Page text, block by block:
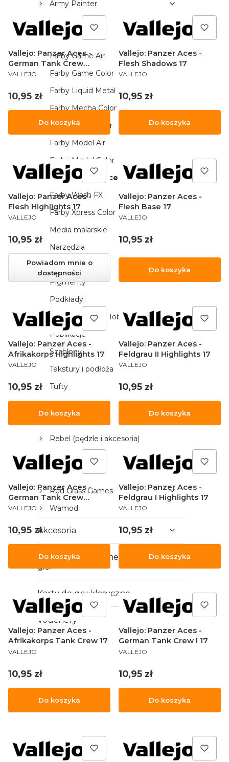
Army Painter
Vallejo
Efekty
Farby Game Air
Farby Game Color
Farby Liquid Metal
Farby Mecha Color
Farby Metal Color
Farby Model Air
Farby Model Color
Farby Panzer Aces
Farby Wash FX
Farby Xpress Color
Media malarskie
Narzędzia
Pędzle
Pigmenty
Podkłady
Podkłady spray Hobby Paint
Publikacje
Szablony
Tekstury i podłoża
Tufty
Zestawy farb
Rebel (pędzle i akcesoria)
Creative Tools
Gamers Grass
Red Grass Games
Wamod
Akcesoria
Wydruk 3D - elementy do
gier
Karty do gry klasyczne
Vouchery
Vallejo: Panzer Aces -
German Tank Crew
(White) 17
PRODUCENT
VALLEJO
Cena
10,95 zł
Do koszyka
Vallejo: Panzer Aces -
Flesh Shadows 17
PRODUCENT
VALLEJO
Cena
10,95 zł
Do koszyka
Vallejo: Panzer Aces -
Flesh Highlights 17
PRODUCENT
VALLEJO
Cena
10,95 zł
Powiadom mnie o
dostępności
Vallejo: Panzer Aces -
Flesh Base 17
PRODUCENT
VALLEJO
Cena
10,95 zł
Do koszyka
Vallejo: Panzer Aces -
Afrikakorps Highlights 17
PRODUCENT
VALLEJO
Cena
10,95 zł
Do koszyka
Vallejo: Panzer Aces -
Feldgrau II Highlights 17
PRODUCENT
VALLEJO
Cena
10,95 zł
Do koszyka
Vallejo: Panzer Aces -
German Tank Crew
Highlig 17
PRODUCENT
VALLEJO
Cena
10,95 zł
Do koszyka
Vallejo: Panzer Aces -
Feldgrau I Highlights 17
PRODUCENT
VALLEJO
Cena
10,95 zł
Do koszyka
Vallejo: Panzer Aces -
Afrikakorps Tank Crew 17
PRODUCENT
VALLEJO
Cena
10,95 zł
Do koszyka
Vallejo: Panzer Aces -
German Tank Crew I 17
PRODUCENT
VALLEJO
Cena
10,95 zł
Do koszyka